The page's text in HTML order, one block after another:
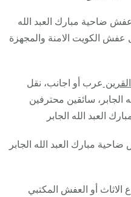
ضاحية مبارك العبد الله
عفش الكويت الامنة والمجهزة
عرب أو اجانب، نقل
سائقين محترفين
العبد الله الجابر
مبارك العبد الله الجابر
الاثاث أو العفش المكتبي